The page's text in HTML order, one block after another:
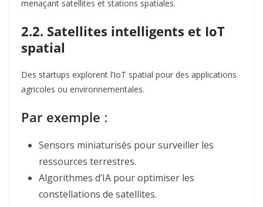
menaçant satellites et stations spatiales.
2.2. Satellites intelligents et IoT
spatial
Des startups explorent l’IoT spatial pour des applications
agricoles ou environnementales.
Par exemple :
Sensors miniaturisés pour surveiller les
ressources terrestres.
Algorithmes d’IA pour optimiser les
constellations de satellites.